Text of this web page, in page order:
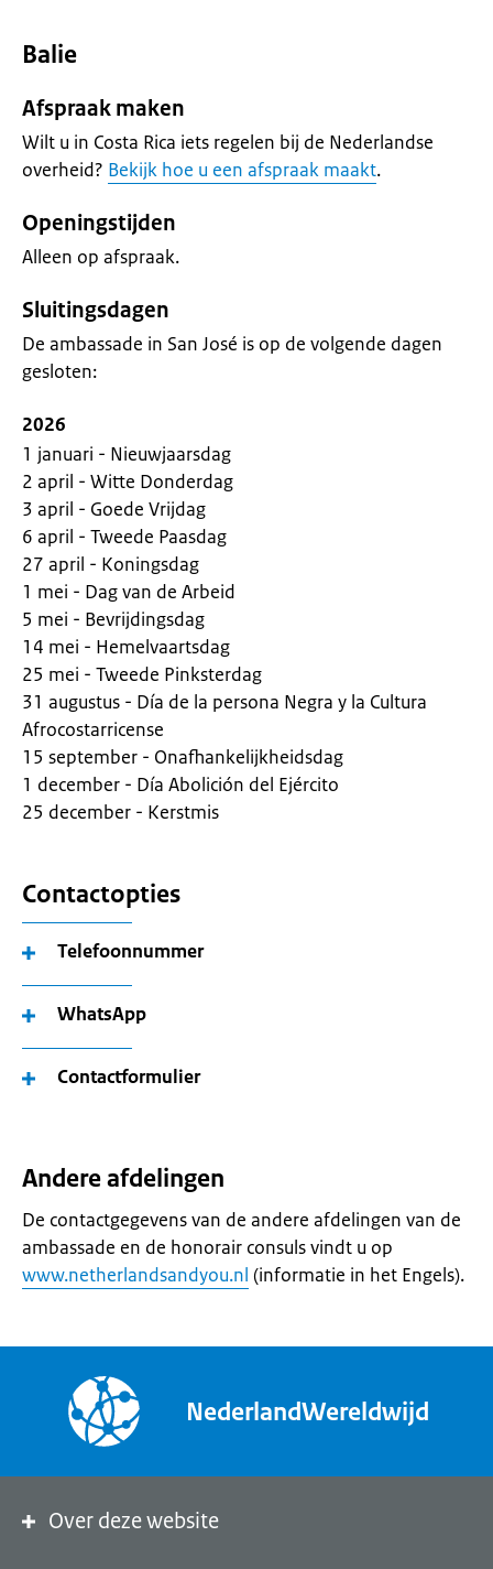
Balie
Afspraak maken
Wilt u in Costa Rica iets regelen bij de Nederlandse
overheid? Bekijk hoe u een afspraak maakt.
Openingstijden
Alleen op afspraak.
Sluitingsdagen
De ambassade in San José is op de volgende dagen
gesloten:
2026
1 januari - Nieuwjaarsdag
2 april - Witte Donderdag
3 april - Goede Vrijdag
6 april - Tweede Paasdag
27 april - Koningsdag
1 mei - Dag van de Arbeid
5 mei - Bevrijdingsdag
14 mei - Hemelvaartsdag
25 mei - Tweede Pinksterdag
31 augustus - Día de la persona Negra y la Cultura
Afrocostarricense
15 september - Onafhankelijkheidsdag
1 december - Día Abolición del Ejército
25 december - Kerstmis
Contactopties
Telefoonnummer
WhatsApp
Contactformulier
Andere afdelingen
De contactgegevens van de andere afdelingen van de
ambassade en de honorair consuls vindt u op
www.netherlandsandyou.nl (informatie in het Engels).
NederlandWereldwijd
Over deze website